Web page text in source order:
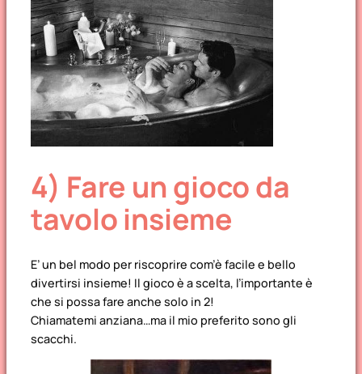
4) Fare un gioco da
tavolo insieme
E’ un bel modo per riscoprire com’è facile e bello
divertirsi insieme! Il gioco è a scelta, l’importante è
che si possa fare anche solo in 2!
Chiamatemi anziana…ma il mio preferito sono gli
scacchi.